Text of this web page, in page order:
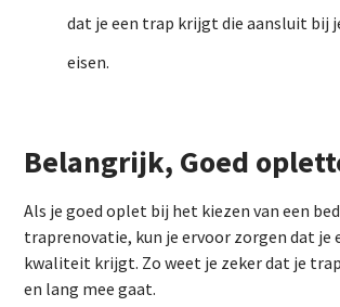
dat je een trap krijgt die aansluit bij
eisen.
Belangrijk, Goed
Als je goed oplet bij het kiezen van een
traprenovatie, kun je ervoor zorgen dat je
kwaliteit krijgt. Zo weet je zeker dat je
en lang mee gaat.